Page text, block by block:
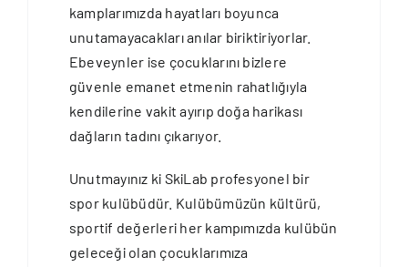
kamplarımızda hayatları boyunca
unutamayacakları anılar biriktiriyorlar.
Ebeveynler ise çocuklarını bizlere
güvenle emanet etmenin rahatlığıyla
kendilerine vakit ayırıp doğa harikası
dağların tadını çıkarıyor.
Unutmayınız ki SkiLab profesyonel bir
spor kulübüdür. Kulübümüzün kültürü,
sportif değerleri her kampımızda kulübün
geleceği olan çocuklarımıza